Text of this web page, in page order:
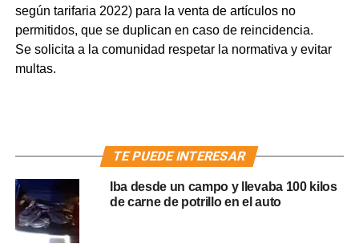
según tarifaria 2022) para la venta de artículos no
permitidos, que se duplican en caso de reincidencia.
Se solicita a la comunidad respetar la normativa y evitar
multas.
TE PUEDE INTERESAR
Iba desde un campo y llevaba 100 kilos
de carne de potrillo en el auto